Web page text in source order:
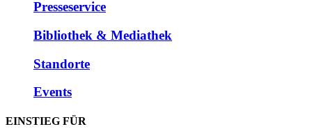
Presseservice
Bibliothek & Mediathek
Standorte
Events
EINSTIEG FÜR